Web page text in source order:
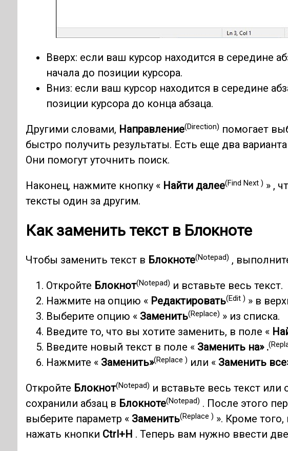
Вверх: если ваш курсор находится в середине
начала до позиции курсора.
Вниз: если ваш курсор находится в середине
позиции курсора до конца абзаца.
Другими словами, Направление(Direction) помогает
быстро получить результаты. Есть еще два
Они помогут уточнить поиск.
Наконец, нажмите кнопку « Найти далее(Find Next ) » ,
тексты один за другим.
Как заменить текст в Блокноте
Чтобы заменить текст в Блокноте(Notepad) ,
Откройте Блокнот(Notepad) и вставьте весь текст.
Нажмите на опцию « Редактировать(Edit ) » в
Выберите опцию « Заменить(Replace) » из списка.
Введите то, что вы хотите заменить, в поле «
Введите новый текст в поле « Заменить на» .
Нажмите « Заменить»(Replace ) или « Заменить
Откройте Блокнот(Notepad) и вставьте весь текст
сохранили абзац в Блокноте(Notepad) . После этого
выберите параметр « Заменить(Replace ) ». Кроме
нажать кнопки Ctrl+H . Теперь вам нужно ввести